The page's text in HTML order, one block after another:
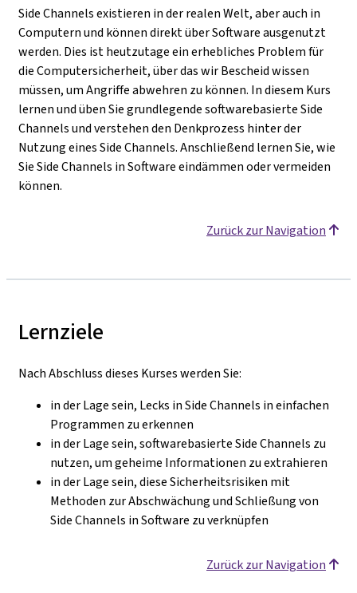
Side Channels existieren in der realen Welt, aber auch in
Computern und können direkt über Software ausgenutzt
werden. Dies ist heutzutage ein erhebliches Problem für
die Computersicherheit, über das wir Bescheid wissen
müssen, um Angriffe abwehren zu können. In diesem Kurs
lernen und üben Sie grundlegende softwarebasierte Side
Channels und verstehen den Denkprozess hinter der
Nutzung eines Side Channels. Anschließend lernen Sie, wie
Sie Side Channels in Software eindämmen oder vermeiden
können.
Zurück zur Navigation
Lernziele
Nach Abschluss dieses Kurses werden Sie:
in der Lage sein, Lecks in Side Channels in einfachen
Programmen zu erkennen
in der Lage sein, softwarebasierte Side Channels zu
nutzen, um geheime Informationen zu extrahieren
in der Lage sein, diese Sicherheitsrisiken mit
Methoden zur Abschwächung und Schließung von
Side Channels in Software zu verknüpfen
Zurück zur Navigation